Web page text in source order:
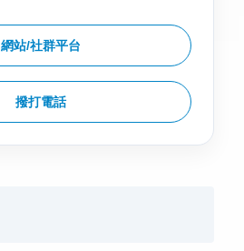
網站/社群平台
撥打電話